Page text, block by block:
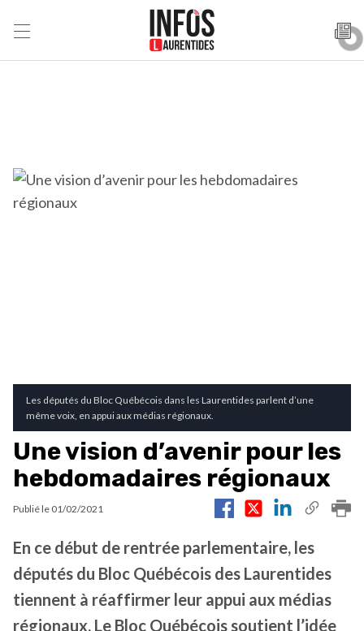
Les députés du Bloc Québécois dans les Laurentides parlent d’une
même voix, en appui aux médias régionaux.
Une vision d’avenir pour les
hebdomadaires régionaux
Publié le 01/02/2021
En ce début de rentrée parlementaire, les
députés du Bloc Québécois des Laurentides
tiennent à réaffirmer leur appui aux médias
régionaux. Le Bloc Québécois soutient l’idée